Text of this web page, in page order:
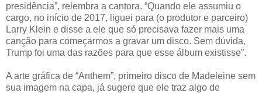
presidência”, relembra a cantora. “Quando ele assumiu o
cargo, no início de 2017, liguei para (o produtor e parceiro)
Larry Klein e disse a ele que só precisava fazer mais uma
canção para começarmos a gravar um disco. Sem dúvida,
Trump foi uma das razões para que esse álbum existisse”.
A arte gráfica de “Anthem”, primeiro disco de Madeleine sem
sua imagem na capa, já sugere que ele traz algo de